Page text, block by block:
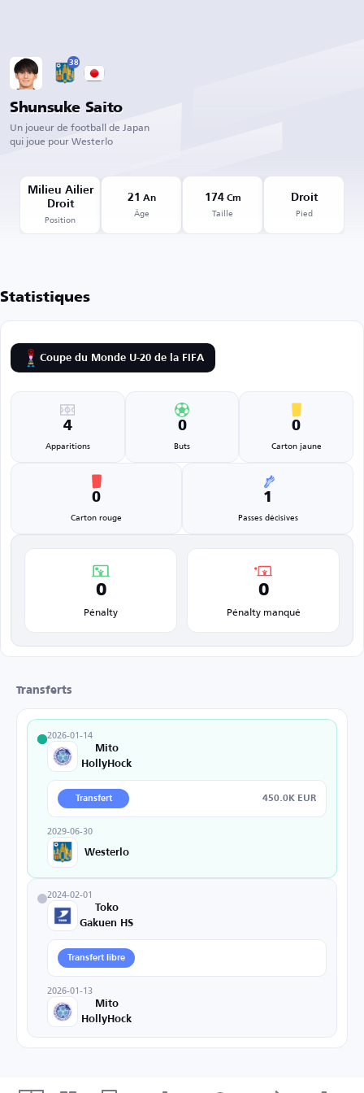
38
Shunsuke Saito
Un joueur de football de Japan
qui joue pour Westerlo
Milieu Ailier
Droit
Position
21 An
Âge
174Cm
Taille
Droit
Pied
Statistiques
Coupe du Monde U-20 de la FIFA
4
Apparitions
0
Buts
0
Carton jaune
0
Carton rouge
1
Passes décisives
0
Pénalty
0
Pénalty manqué
Transferts
2026-01-14
Mito
HollyHock
Transfert 450.0K EUR
2029-06-30
Westerlo
2024-02-01
Toko
Gakuen HS
Transfert libre
2026-01-13
Mito
HollyHock